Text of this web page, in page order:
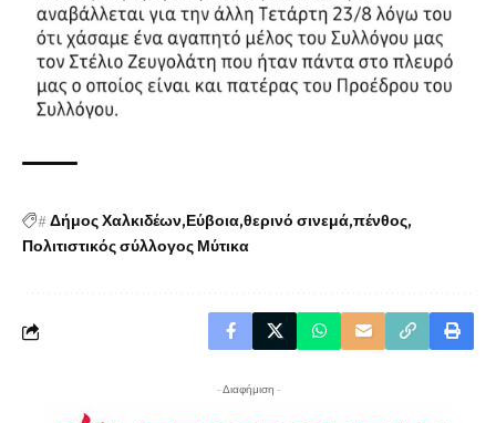
#Δήμος Χαλκιδέων Εύβοια θερινό σινεμά πένθος
Πολιτιστικός σύλλογος Μύτικα
- Διαφήμιση -